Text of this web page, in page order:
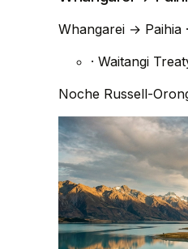
Whangarei → Paihia
· Waitangi
Noche Russell-